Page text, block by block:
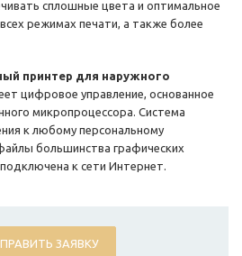
сплошные цвета и оптимальное
режимах печати, а также более
принтер для наружного
цифровое управление, основанное
микропроцессора. Система
к любому персональному
большинства графических
к сети Интернет.
ЗАЯВКУ